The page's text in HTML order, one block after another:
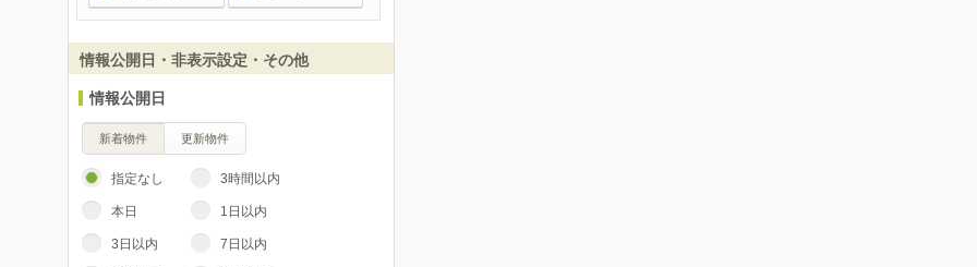
情報公開日・非表示設定・その他
情報公開日
新着物件 更新物件
指定なし 3時間以内
本日 1日以内
3日以内 7日以内